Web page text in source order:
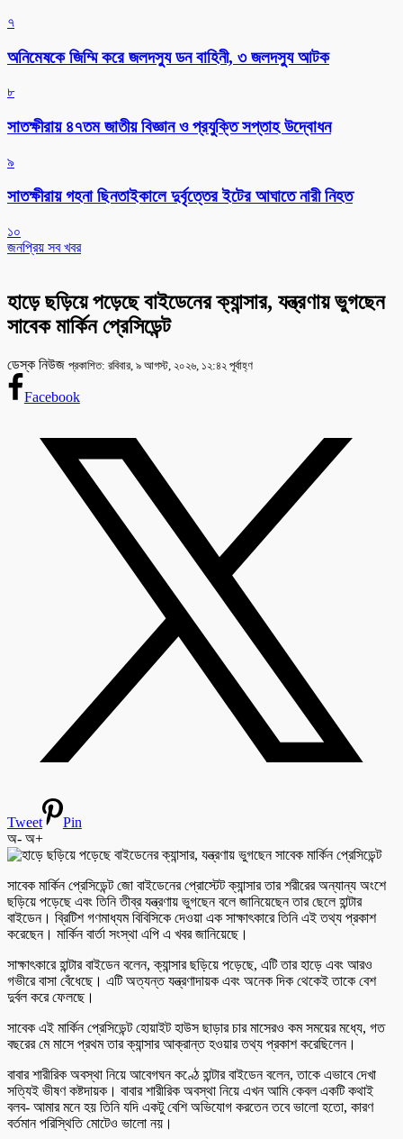
৭
অনিমেষকে জিম্মি করে জলদস্যু ডন বাহিনী, ৩ জলদস্যু আটক
৮
সাতক্ষীরায় ৪৭তম জাতীয় বিজ্ঞান ও প্রযুক্তি সপ্তাহ উদ্বোধন
৯
সাতক্ষীরায় গহনা ছিনতাইকালে দুর্বৃত্তের ইটের আঘাতে নারী নিহত
১০
জনপ্রিয় সব খবর
হাড়ে ছড়িয়ে পড়েছে বাইডেনের ক্যান্সার, যন্ত্রণায় ভুগছেন
সাবেক মার্কিন প্রেসিডেন্ট
ডেস্ক নিউজ প্রকাশিত: রবিবার, ৯ আগস্ট, ২০২৬, ১২:৪২ পূর্বাহ্ণ
Facebook
Tweet
Pin
অ- অ+
সাবেক মার্কিন প্রেসিডেন্ট জো বাইডেনের প্রোস্টেট ক্যান্সার তার শরীরের অন্যান্য অংশে
ছড়িয়ে পড়েছে এবং তিনি তীব্র যন্ত্রণায় ভুগছেন বলে জানিয়েছেন তার ছেলে হান্টার
বাইডেন। ব্রিটিশ গণমাধ্যম বিবিসিকে দেওয়া এক সাক্ষাৎকারে তিনি এই তথ্য প্রকাশ
করেছেন। মার্কিন বার্তা সংস্থা এপি এ খবর জানিয়েছে।
সাক্ষাৎকারে হান্টার বাইডেন বলেন, ক্যান্সার ছড়িয়ে পড়েছে, এটি তার হাড়ে এবং আরও
গভীরে বাসা বেঁধেছে। এটি অত্যন্ত যন্ত্রণাদায়ক এবং অনেক দিক থেকেই তাকে বেশ
দুর্বল করে ফেলছে।
সাবেক এই মার্কিন প্রেসিডেন্ট হোয়াইট হাউস ছাড়ার চার মাসেরও কম সময়ের মধ্যে, গত
বছরের মে মাসে প্রথম তার ক্যান্সার আক্রান্ত হওয়ার তথ্য প্রকাশ করেছিলেন।
বাবার শারীরিক অবস্থা নিয়ে আবেগঘন কণ্ঠে হান্টার বাইডেন বলেন, তাকে এভাবে দেখা
সত্যিই ভীষণ কষ্টদায়ক। বাবার শারীরিক অবস্থা নিয়ে এখন আমি কেবল একটি কথাই
বলব- আমার মনে হয় তিনি যদি একটু বেশি অভিযোগ করতেন তবে ভালো হতো, কারণ
বর্তমান পরিস্থিতি মোটেও ভালো নয়।